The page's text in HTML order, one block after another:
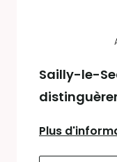
Sailly-le-
Plus